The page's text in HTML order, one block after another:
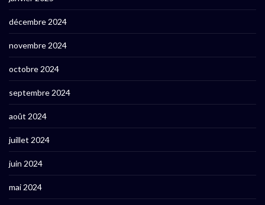
décembre 2024
novembre 2024
octobre 2024
septembre 2024
août 2024
juillet 2024
juin 2024
mai 2024